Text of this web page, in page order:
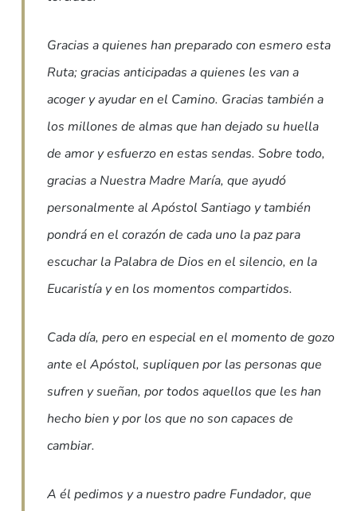
Gracias a quienes han preparado con esmero esta
Ruta; gracias anticipadas a quienes les van a
acoger y ayudar en el Camino. Gracias también a
los millones de almas que han dejado su huella
de amor y esfuerzo en estas sendas. Sobre todo,
gracias a Nuestra Madre María, que ayudó
personalmente al Apóstol Santiago y también
pondrá en el corazón de cada uno la paz para
escuchar la Palabra de Dios en el silencio, en la
Eucaristía y en los momentos compartidos.
Cada día, pero en especial en el momento de gozo
ante el Apóstol, supliquen por las personas que
sufren y sueñan, por todos aquellos que les han
hecho bien y por los que no son capaces de
cambiar.
A él pedimos y a nuestro padre Fundador, que